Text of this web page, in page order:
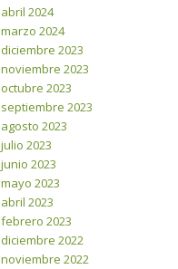
abril 2024
marzo 2024
diciembre 2023
noviembre 2023
octubre 2023
septiembre 2023
agosto 2023
julio 2023
junio 2023
mayo 2023
abril 2023
febrero 2023
diciembre 2022
noviembre 2022